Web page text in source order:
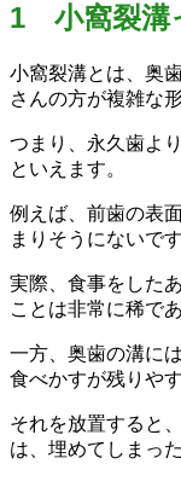
1 小窩裂溝
小窩裂溝とは、奥
さんの方が複雑な
つまり、永久歯よ
といえます。
例えば、前歯の表
まりそうにないです
実際、食事をした
ことは非常に稀で
一方、奥歯の溝に
食べかすが残りや
それを放置すると
は、埋めてしまっ